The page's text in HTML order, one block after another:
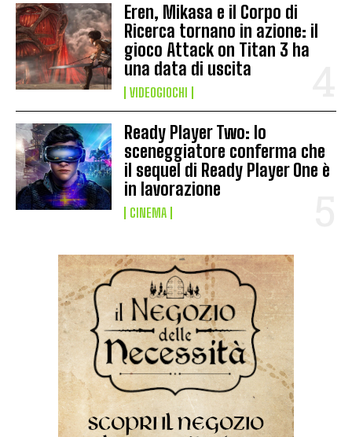
Eren, Mikasa e il Corpo di
Ricerca tornano in azione: il
gioco Attack on Titan 3 ha
una data di uscita
VIDEOGIOCHI
Ready Player Two: lo
sceneggiatore conferma che
il sequel di Ready Player One è
in lavorazione
CINEMA